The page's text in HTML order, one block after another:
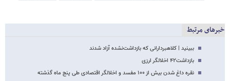
خبرهای مرتبط
ببینید | کلاهبردارانی که بازداشت‌نشده آزاد شدند
بازداشت۴۲ اخلالگر ارزی
نقره داغ شدن بیش از ۱۰۰ مفسد و اخلالگر اقتصادی طی پنج ماه گذشته